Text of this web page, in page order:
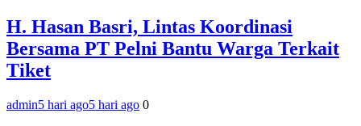
H. Hasan Basri, Lintas Koordinasi
Bersama PT Pelni Bantu Warga Terkait
Tiket
admin5 hari ago5 hari ago 0